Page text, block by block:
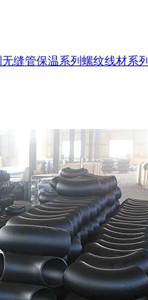
无缝管保温系列 螺纹线材系列